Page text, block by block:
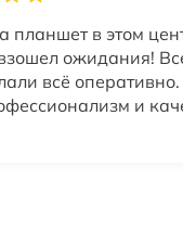
планшет в этом
ожидания!
всё
и